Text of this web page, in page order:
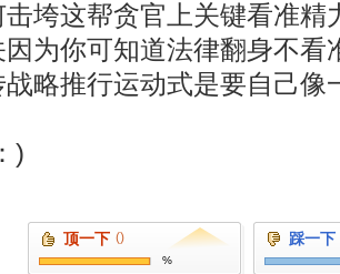
垮这帮贪官上关键看准精
为你可知道法律翻身不看
略推行运动式是要自己像
)
顶一下 ()
%
踩一下